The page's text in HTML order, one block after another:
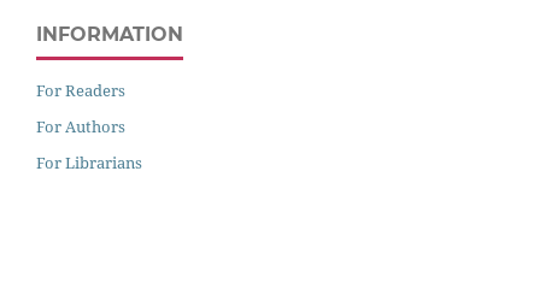
INFORMATION
For Readers
For Authors
For Librarians